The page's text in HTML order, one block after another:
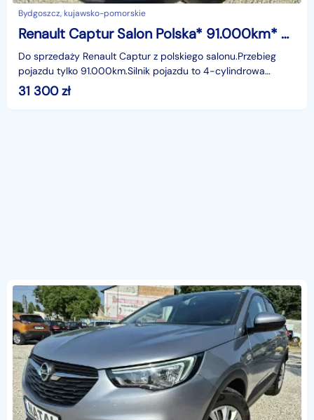
Bydgoszcz, kujawsko-pomorskie
Renault Captur Salon Polska* 91.000km* Bogata wersja* 1,2benz
Do sprzedaży Renault Captur z polskiego salonu.Przebieg
pojazdu tylko 91.000km.Silnik pojazdu to 4-cylindrowa
jednostka generująca moc 118KM, bardzo dobry silni
31 300zł